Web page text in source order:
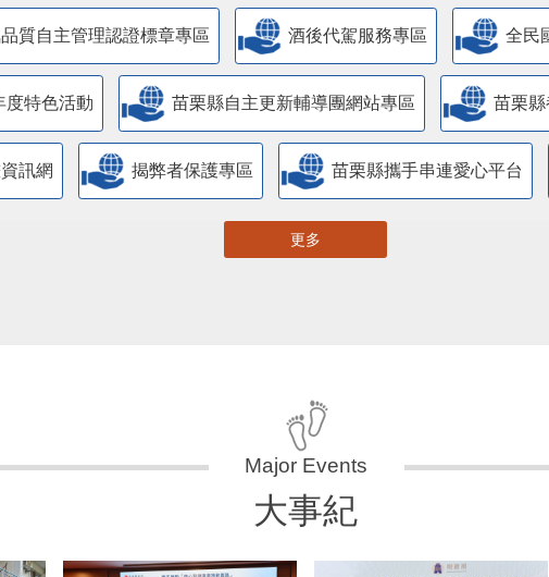
質自主管理認證標章專區 酒後代駕服務專區 全民
度特色活動 苗栗縣自主更新輔導團網站專區 苗栗
訊網 揭弊者保護專區 苗栗縣攜手串連愛心平台
更多
大事紀